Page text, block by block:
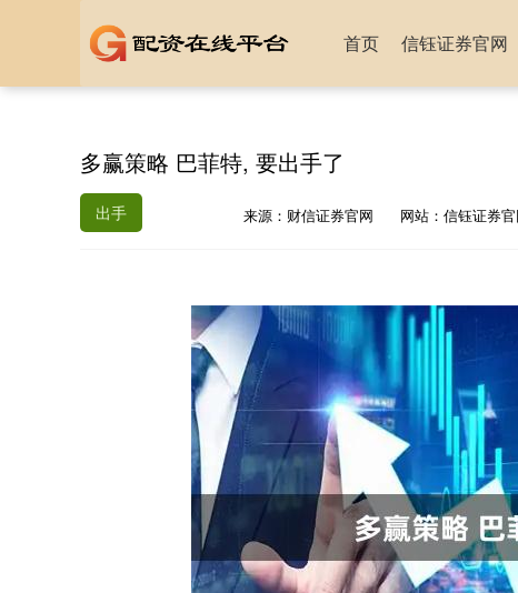
首页 信钰证券官网
多赢策略 巴菲特, 要出手了
出手 来源：财信证券官网 网站：信钰证券